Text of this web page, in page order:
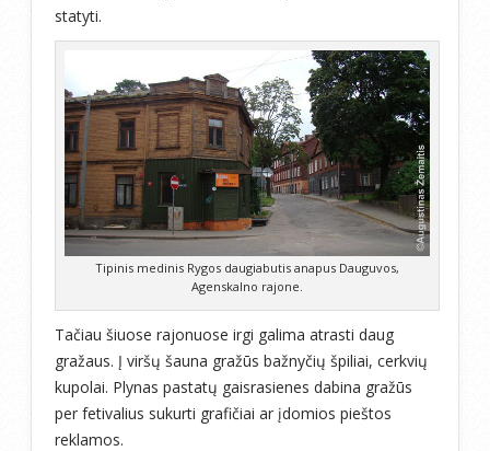
statyti.
Tipinis medinis Rygos daugiabutis anapus Dauguvos,
Agenskalno rajone.
Tačiau šiuose rajonuose irgi galima atrasti daug
gražaus. Į viršų šauna gražūs bažnyčių špiliai, cerkvių
kupolai. Plynas pastatų gaisrasienes dabina gražūs
per fetivalius sukurti grafičiai ar įdomios pieštos
reklamos.